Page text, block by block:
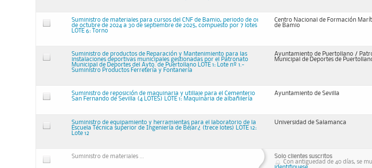
Suministro de materiales para cursos del CNF de Bamio, periodo de 01
de octubre de 2024 a 30 de septiembre de 2025, compuesto por 7 lotes
LOTE 6: Torno
Centro Nacional de Formación
de Bamio
Suministro de productos de Reparación y Mantenimiento para las
instalaciones deportivas municipales gestionadas por el Patronato
Municipal de Deportes del Ayto. de Puertollano LOTE 1: Lote nº 1.-
Suministro Productos Ferretería y Fontanería
Ayuntamiento de Puertollano /
Municipal de Deportes de
Suministro de reposición de maquinaria y utillaje para el Cementerio
San Fernando de Sevilla (4 LOTES) LOTE 1: Maquinaria de albañilería
Ayuntamiento de Sevilla
Suministro de equipamiento y herramientas para el laboratorio de la
Escuela Técnica superior de Ingeniería de Béjar¿ (trece lotes) LOTE 12:
Lote 12
Universidad de Salamanca
Suministro de materiales ...
Solo clientes suscritos
Con antiguedad de 40 días, se